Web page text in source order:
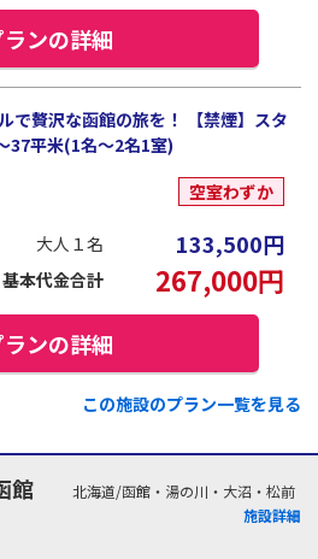
ランの詳細
で贅沢な函館の旅を！ 【禁煙】スタ
37平米(1名～2名1室)
空室わずか
大人１名 133,500円
基本代金合計 267,000円
ランの詳細
この施設のプラン一覧を見る
館
北海道/函館・湯の川・大沼・松前
施設詳細